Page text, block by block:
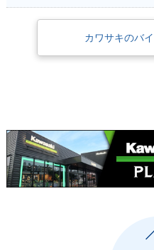
カワサキのバ